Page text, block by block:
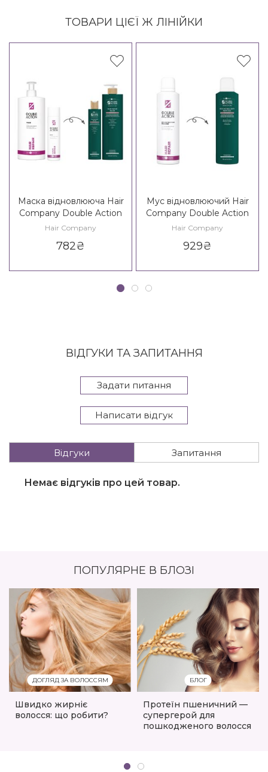
ТОВАРИ ЦІЄЇ Ж ЛІНІЙКИ
Маска відновлююча Hair
Company Double Action
Regenerate Hair Repair
Hair Company
782₴
Мус відновлюючий Hair
Company Double Action
Reconstruction Mousse
Hair Company
929₴
ВІДГУКИ ТА ЗАПИТАННЯ
Задати питання
Написати відгук
Відгуки Запитання
Немає відгуків про цей товар.
ПОПУЛЯРНЕ В БЛОЗІ
ДОГЛЯД ЗА ВОЛОССЯМ
Швидко жирніє
волосся: що робити?
БЛОГ
Протеїн пшеничний —
супергерой для
пошкодженого волосся